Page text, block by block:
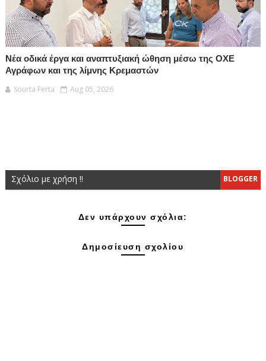
Νέα οδικά έργα και αναπτυξιακή ώθηση μέσω της ΟΧΕ
Αγράφων και της λίμνης Κρεμαστών
Sourta Ferta
Aug 05, 2026
BLOGGER
Σχόλιο με χρήση !!
Δεν υπάρχουν σχόλια:
Δημοσίευση σχολίου